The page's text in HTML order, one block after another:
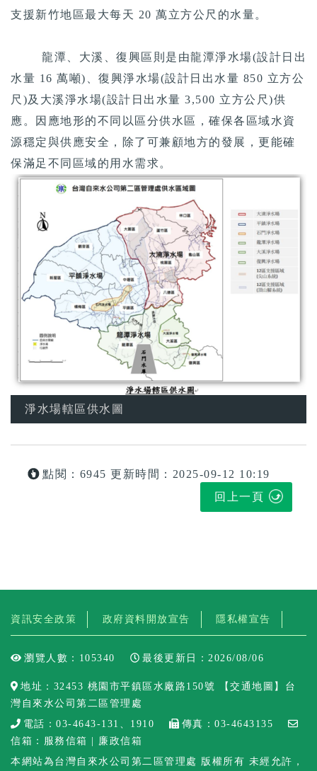
支援新竹地區最大每天 20 萬立方公尺的水量。
龍潭、大溪、復興區則是由龍潭淨水場(設計日出
水量 16 萬噸)、復興淨水場(設計日出水量 850 立方公
尺)及大溪淨水場(設計日出水量 3,500 立方公尺)供
應。因應地形的不同以區分供水區，確保各區域水資
源穩定與供應安全，除了可兼顧地方的發展，更能確
保滿足不同區域的用水需求。
淨水場轄區供水圖
點閱：6945 更新時間：2025-09-12 10:19
回上一頁
資訊安全政策 政府資料開放宣告 隱私權宣告
瀏覽人數：105340 最後更新日：2026/08/06
地址：32453 桃園市平鎮區水廠路150號 【交通地圖 】台
灣自來水公司第二區管理處
電話：03-4643-131、1910
傳真：03-4643135
信箱： 服務信箱 | 廉政信箱
本網站為台灣自來水公司第二區管理處 版權所有 未經允許，